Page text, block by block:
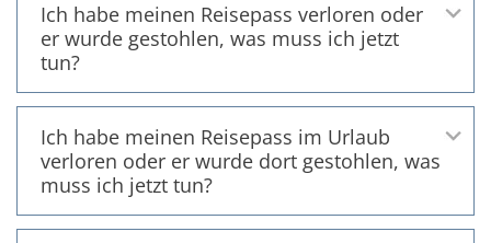
Ich habe meinen Reisepass verloren oder
er wurde gestohlen, was muss ich jetzt
tun?
Ich habe meinen Reisepass im Urlaub
verloren oder er wurde dort gestohlen, was
muss ich jetzt tun?